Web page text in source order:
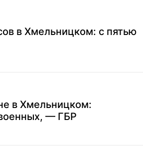
в Хмельницком: с пятью
в Хмельницком:
— ГБР